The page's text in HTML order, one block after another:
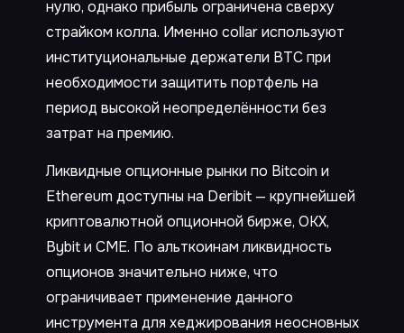
нулю, однако прибыль ограничена сверху
страйком колла. Именно collar используют
институциональные держатели BTC при
необходимости защитить портфель на
период высокой неопределённости без
затрат на премию.
Ликвидные опционные рынки по Bitcoin и
Ethereum доступны на Deribit — крупнейшей
криптовалютной опционной бирже, OKX,
Bybit и CME. По альткоинам ликвидность
опционов значительно ниже, что
ограничивает применение данного
инструмента для хеджирования неосновных